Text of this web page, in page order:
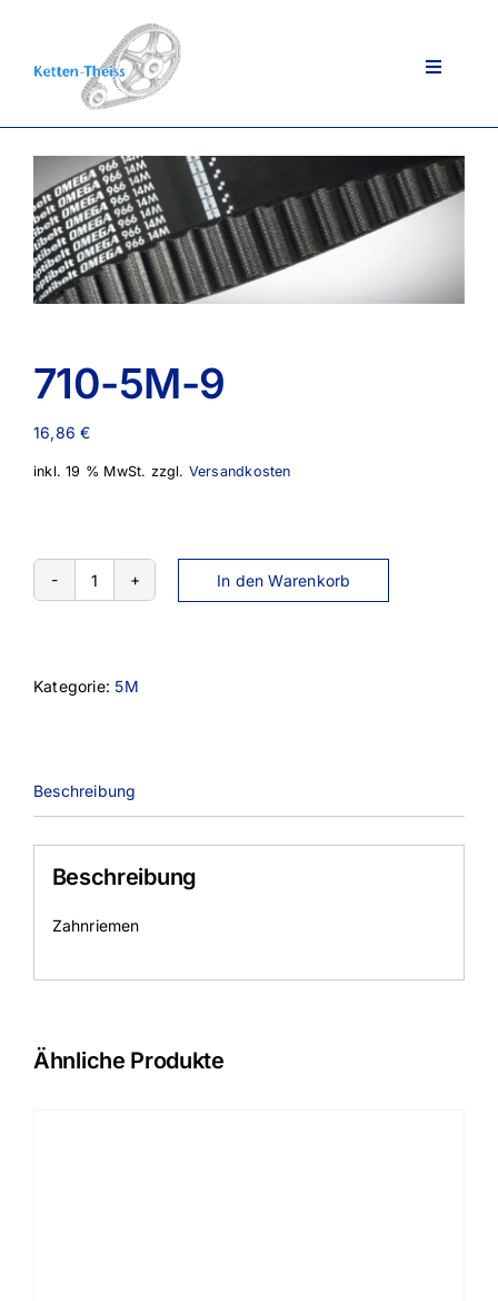
springen
Toggle
Ansprechpartner
Über uns
710-5M-9
16,86€
inkl. 19 % MwSt. zzgl. Versandkosten
710-
In den Warenkorb
Kategorie: 5M
Beschreibung
Beschreibung
Zahnriemen
Ähnliche Produkte